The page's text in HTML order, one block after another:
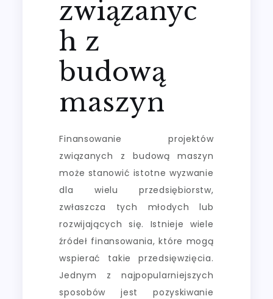
związanyc
h z
budową
maszyn
Finansowanie projektów
związanych z budową maszyn
może stanowić istotne wyzwanie
dla wielu przedsiębiorstw,
zwłaszcza tych młodych lub
rozwijających się. Istnieje wiele
źródeł finansowania, które mogą
wspierać takie przedsięwzięcia.
Jednym z najpopularniejszych
sposobów jest pozyskiwanie